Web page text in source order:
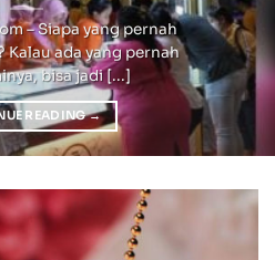
– Siapa yang pernah
Kalau ada yang pernah
bisa jadi [...]
READING→